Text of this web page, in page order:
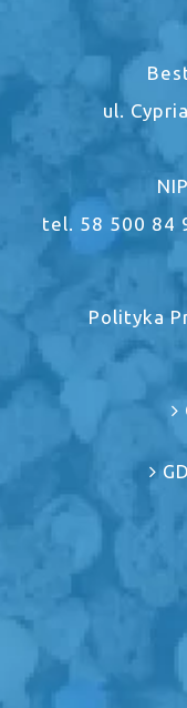
ul.
tel. 58 500 84
Polityka